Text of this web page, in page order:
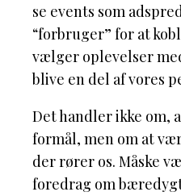
se events som
“forbruger” for at
vælger oplevelser
blive en del af vores
Det handler ikke om,
formål, men om at
der rører os. Måske
foredrag om